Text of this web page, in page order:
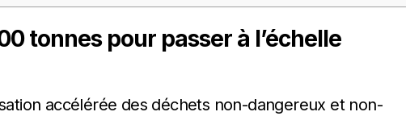
tonnes pour passer à l’échelle
accélérée des déchets non-dangereux et non-